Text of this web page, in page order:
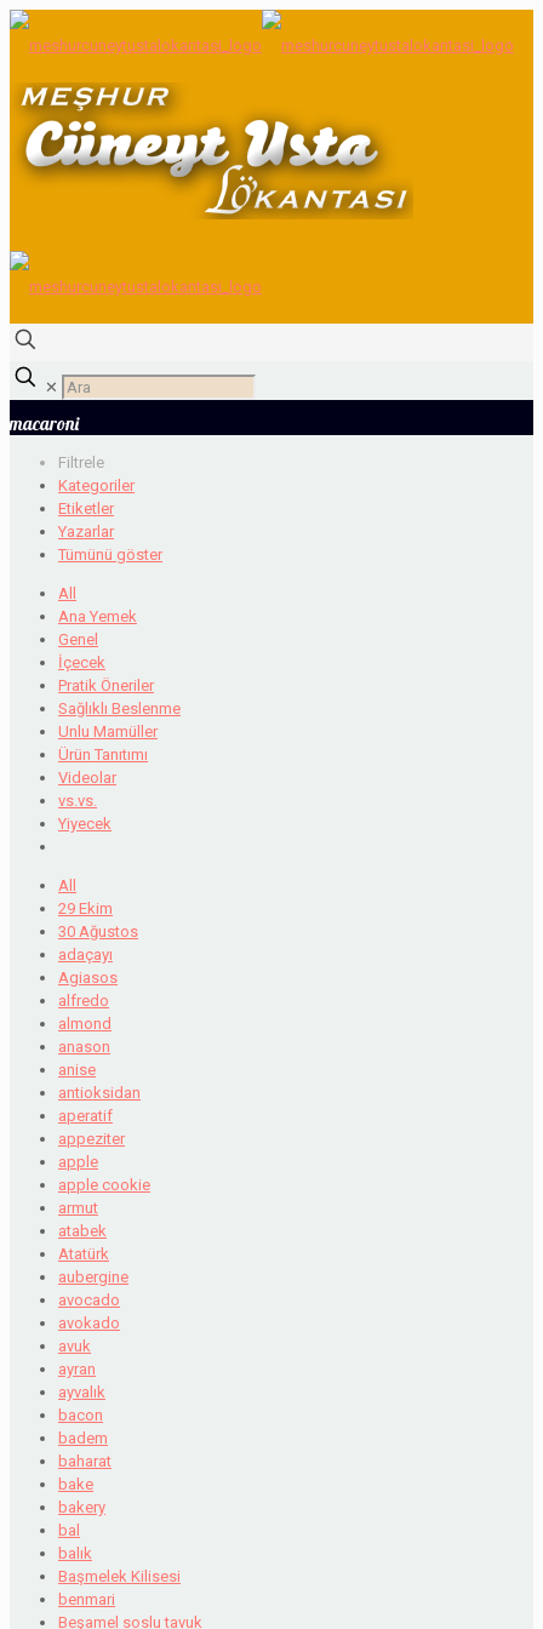
✕
macaroni
Filtrele
Kategoriler
Etiketler
Yazarlar
Tümünü göster
All
Ana Yemek
Genel
İçecek
Pratik Öneriler
Sağlıklı Beslenme
Unlu Mamüller
Ürün Tanıtımı
Videolar
vs.vs.
Yiyecek
All
29 Ekim
30 Ağustos
adaçayı
Agiasos
alfredo
almond
anason
anise
antioksidan
aperatif
appeziter
apple
apple cookie
armut
atabek
Atatürk
aubergine
avocado
avokado
avuk
ayran
ayvalık
bacon
badem
baharat
bake
bakery
bal
balık
Başmelek Kilisesi
benmari
Beşamel soslu tavuk